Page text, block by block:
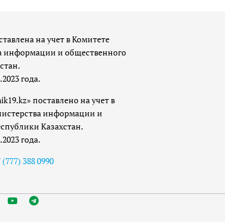
на учет в Комитете
и общественного
года.
поставлено на учет в
информации и
Казахстан.
года.
(777) 388 0990